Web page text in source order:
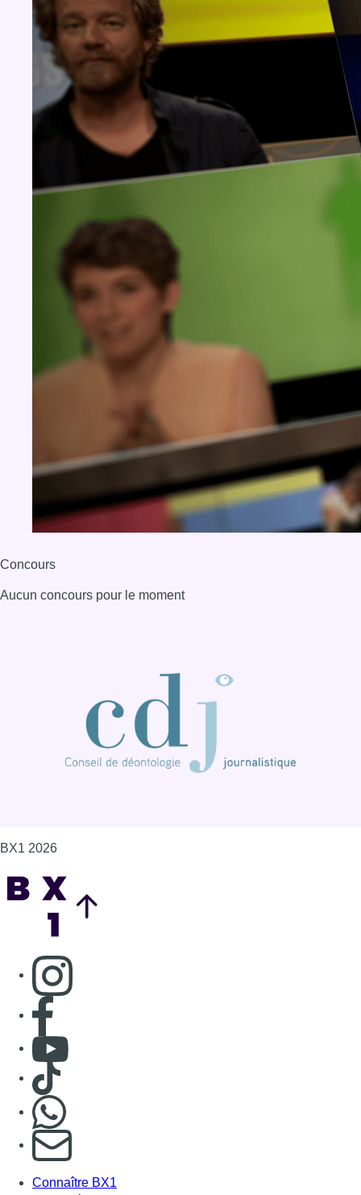
Concours
Aucun concours pour le moment
BX1 2026
Consulter page Instagram
Consulter page Facebook
Consulter Youtube
Consulter TikTok
S'abonner à notre newsletter
Connaître BX1